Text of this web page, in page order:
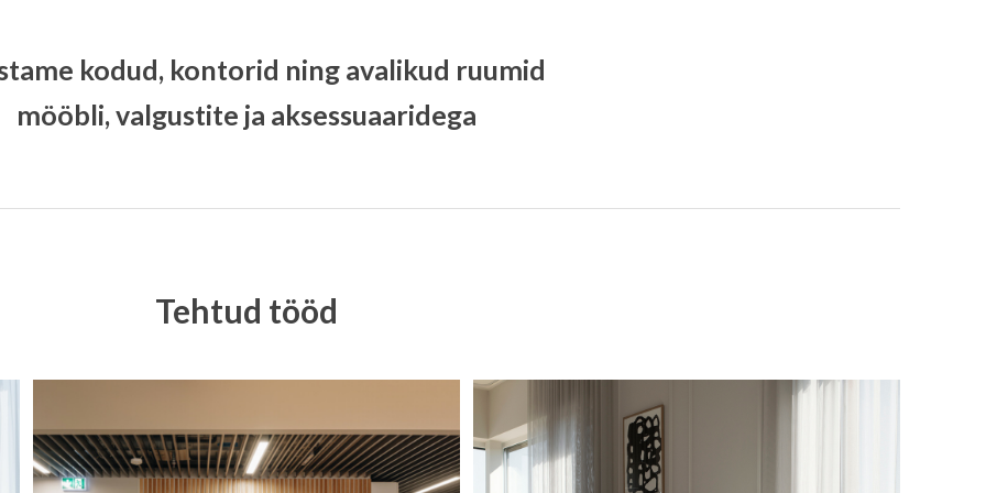
kodud, kontorid ning avalikud ruumid
mööbli, valgustite ja aksessuaaridega
Tehtud tööd